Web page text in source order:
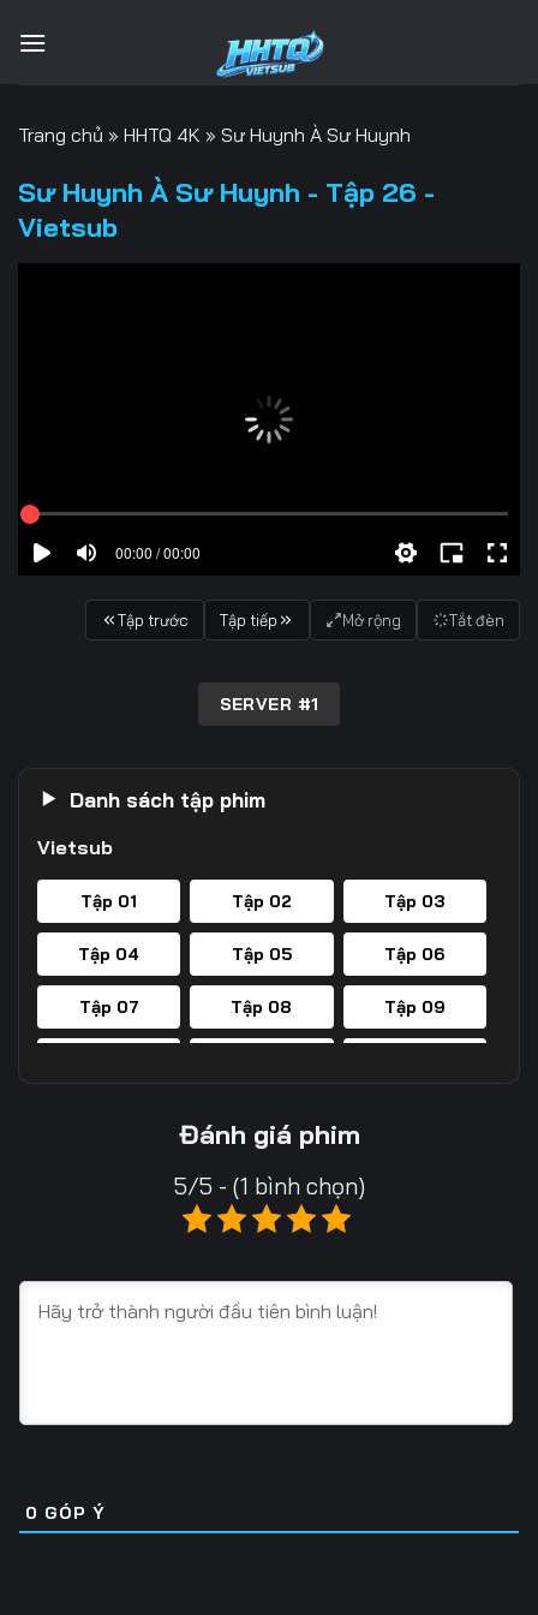
qua
Trang chủ » HHTQ 4K » Sư Huynh À Sư Huynh
Sư Huynh À Sư Huynh - Tập 26 -
Vietsub
00:00 / 00:00
Tập trước Tập tiếp Mở rộng Tắt đèn
SERVER #1
Danh sách tập phim
Vietsub
Tập 01 Tập 02 Tập 03
Tập 04 Tập 05 Tập 06
Tập 07 Tập 08 Tập 09
Tập 20
Tập 25 Tập 26
Tập 31 Tập 32 Tập 33
Tập 37 Tập 38 Tập 39
Đánh giá phim
5/5 - (1 bình chọn)
0 GÓP Ý